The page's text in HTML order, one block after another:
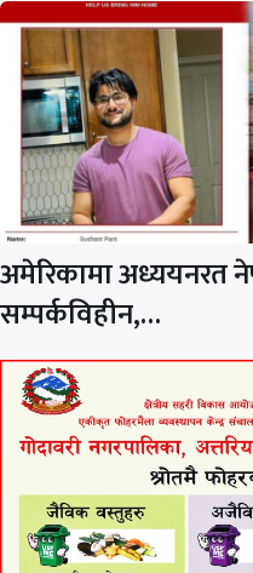
अमेरिकामा अध्ययनरत
सम्पर्कविहीन,…